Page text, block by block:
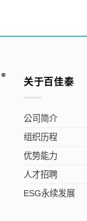
关于百佳泰
公司简介
组织历程
优势能力
人才招聘
ESG永续发展